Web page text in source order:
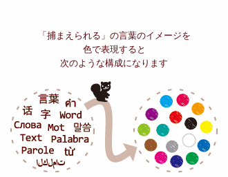
「捕まえられる」の言葉のイメージを
色で表現すると
次のような構成になります